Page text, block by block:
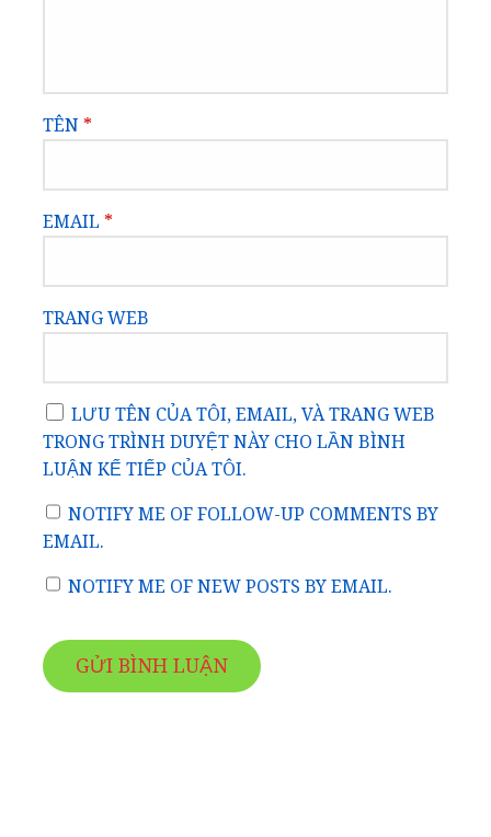
TÊN *
EMAIL *
TRANG WEB
LƯU TÊN CỦA TÔI, EMAIL, VÀ TRANG WEB
TRONG TRÌNH DUYỆT NÀY CHO LẦN BÌNH
LUẬN KẾ TIẾP CỦA TÔI.
NOTIFY ME OF FOLLOW-UP COMMENTS BY
EMAIL.
NOTIFY ME OF NEW POSTS BY EMAIL.